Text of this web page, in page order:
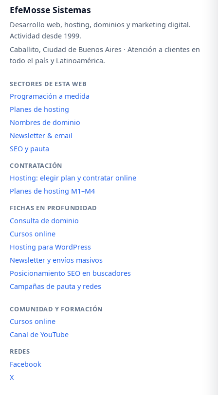
EfeMosse Sistemas
Desarrollo web, hosting, dominios y marketing digital.
Actividad desde 1999.
Caballito, Ciudad de Buenos Aires · Atención a clientes en
todo el país y Latinoamérica.
SECTORES DE ESTA WEB
Programación a medida
Planes de hosting
Nombres de dominio
Newsletter & email
SEO y pauta
CONTRATACIÓN
Hosting: elegir plan y contratar online
Planes de hosting M1–M4
FICHAS EN PROFUNDIDAD
Consulta de dominio
Cursos online
Hosting para WordPress
Newsletter y envíos masivos
Posicionamiento SEO en buscadores
Campañas de pauta y redes
COMUNIDAD Y FORMACIÓN
Cursos online
Canal de YouTube
REDES
Facebook
X